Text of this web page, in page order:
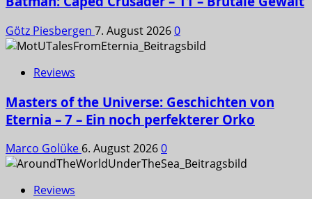
Götz Piesbergen 7. August 20260
Reviews
Masters of the Universe: Geschichten von
Eternia – 7 – Ein noch perfekterer Orko
Marco Golüke 6. August 20260
Reviews